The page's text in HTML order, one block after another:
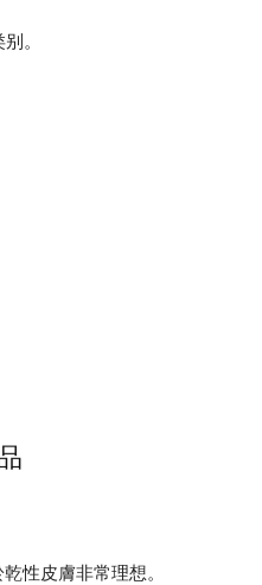
。
性皮膚非常理想。